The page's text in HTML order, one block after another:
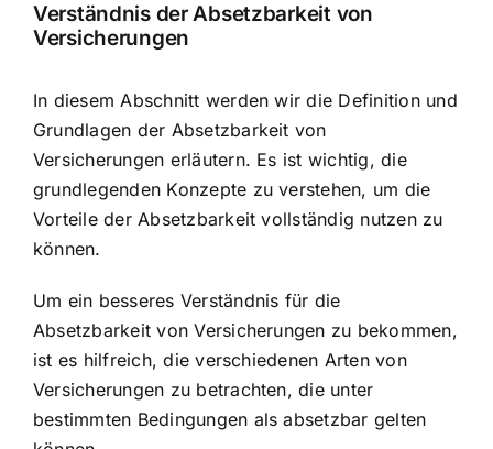
Verständnis der Absetzbarkeit von
Versicherungen
In diesem Abschnitt werden wir die Definition und
Grundlagen der Absetzbarkeit von
Versicherungen erläutern. Es ist wichtig, die
grundlegenden Konzepte zu verstehen, um die
Vorteile der Absetzbarkeit vollständig nutzen zu
können.
Um ein besseres Verständnis für die
Absetzbarkeit von Versicherungen zu bekommen,
ist es hilfreich, die verschiedenen Arten von
Versicherungen zu betrachten, die unter
bestimmten Bedingungen als absetzbar gelten